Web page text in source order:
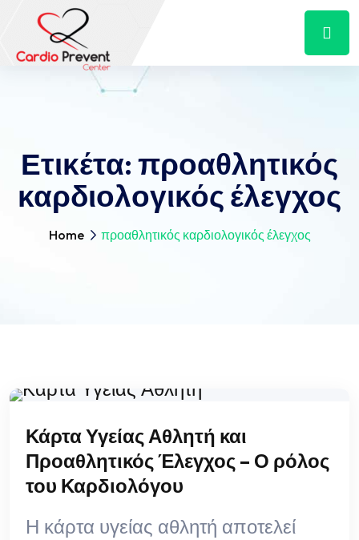
Ετικέτα:προαθλητικός
καρδιολογικός έλεγχος
Home προαθλητικός καρδιολογικός έλεγχος
Κάρτα Υγείας Αθλητή και
Προαθλητικός Έλεγχος – Ο ρόλος
του Καρδιολόγου
Η κάρτα υγείας αθλητή αποτελεί